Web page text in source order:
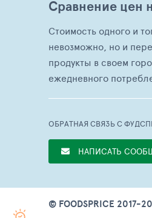
Сравнение цен
Стоимость одного и
невозможно, но и
продукты в своем
ежедневного
ОБРАТНАЯ СВЯЗЬ С
НАПИСАТЬ
© FOODSPRICE 2017-